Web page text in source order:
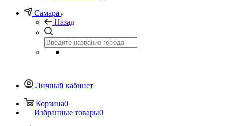
Самара
Назад
Личный кабинет
Корзина0
Избранные товары0